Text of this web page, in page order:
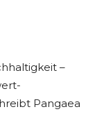
–
Pangaea